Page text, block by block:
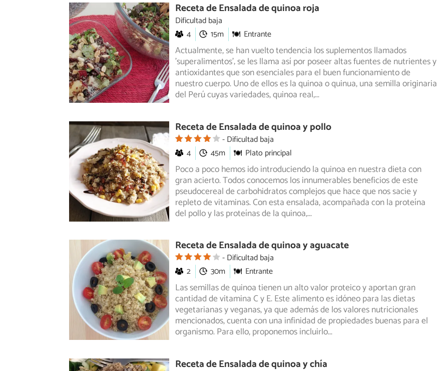
Receta de Ensalada de quinoa roja
Dificultad baja
4
15m Entrante
Actualmente, se han vuelto tendencia los suplementos llamados
'superalimentos'; se les llama así por poseer altas fuentes de nutrientes y
antioxidantesque son esenciales para el buen funcionamiento de
nuestro cuerpo. Uno de ellos es la quinoa o quinua, una semilla originaria
del Perú cuyas variedades, quinoa real,...
Receta de Ensalada de quinoa y pollo
Dificultad baja
4
45m Plato principal
Poco a poco hemos ido introduciendo la quinoa en nuestra dieta con
gran acierto. Todos conocemos los innumerables beneficios de este
pseudocerealde carbohidratos complejos que hace que nos sacie y
repleto de vitaminas. Con esta ensalada, acompañada con la proteína
del pollo y las proteínas de la quinoa,...
Receta de Ensalada de quinoa y aguacate
Dificultad baja
2
30m Entrante
Las semillas de quinoa tienen un alto valor proteico y aportan gran
cantidad de vitamina C y E. Este alimento es idóneo para las dietas
vegetarianasy veganas, ya que además de los valores nutricionales
mencionados, cuenta con una infinidad de propiedades buenas para el
organismo. Para ello, proponemos incluirlo...
Receta de Ensalada de quinoa y chía